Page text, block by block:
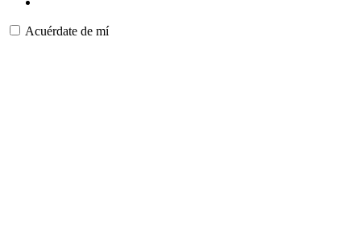
Acuérdate de mí